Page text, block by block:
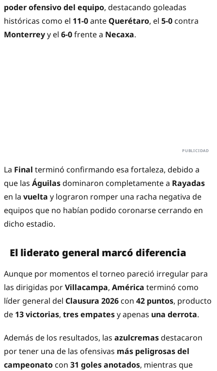
poder ofensivo del equipo, destacando goleadas
históricas como el 11-0anteQuerétaro, el 5-0 contra
Monterreyy el 6-0frente a Necaxa.
La Final terminó confirmando esa fortaleza, debido a
que las Águilasdominaron completamente a Rayadas
en la vuelta y lograron romper una racha negativa de
equipos que no habían podido coronarse cerrando en
dicho estadio.
El liderato general marcó diferencia
Aunque por momentos el torneo pareció irregular para
las dirigidas porVillacampa, América terminó como
líder general del Clausura 2026 con 42 puntos, producto
de 13 victorias, tres empatesy apenas una derrota.
Además de los resultados, las azulcremasdestacaron
por tener una de las ofensivas más peligrosas del
campeonato con 31 goles anotados, mientras que